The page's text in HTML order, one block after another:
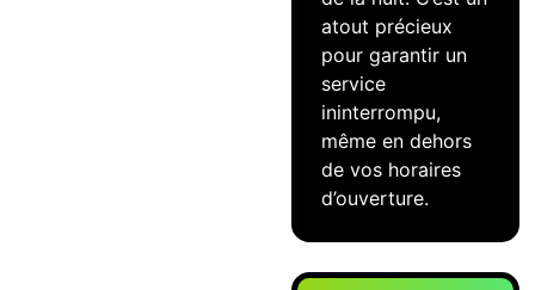
atout précieux
pour garantir un
service
ininterrompu,
même en dehors
de vos horaires
d’ouverture.